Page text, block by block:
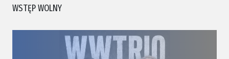
WSTĘP WOLNY